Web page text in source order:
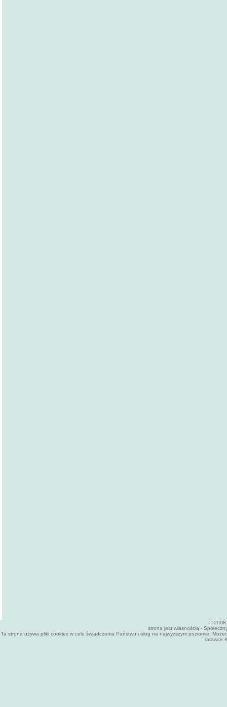
© 2008
strona jest własnością -
Ta strona używa pliki cookies w celu świadczenia Państwu usług na najwyższym poziomie.
latawce